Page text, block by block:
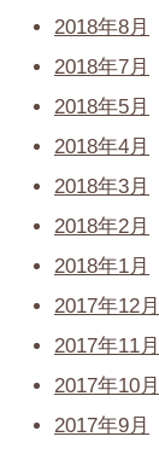
2018年8月
2018年7月
2018年5月
2018年4月
2018年3月
2018年2月
2018年1月
2017年12月
2017年11月
2017年10月
2017年9月